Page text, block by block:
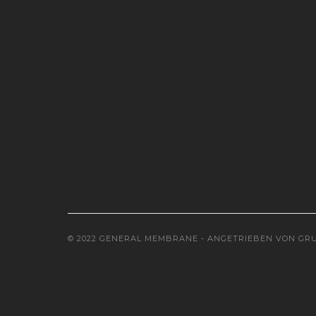
© 2022 GENERAL MEMBRANE - ANGETRIEBEN VON